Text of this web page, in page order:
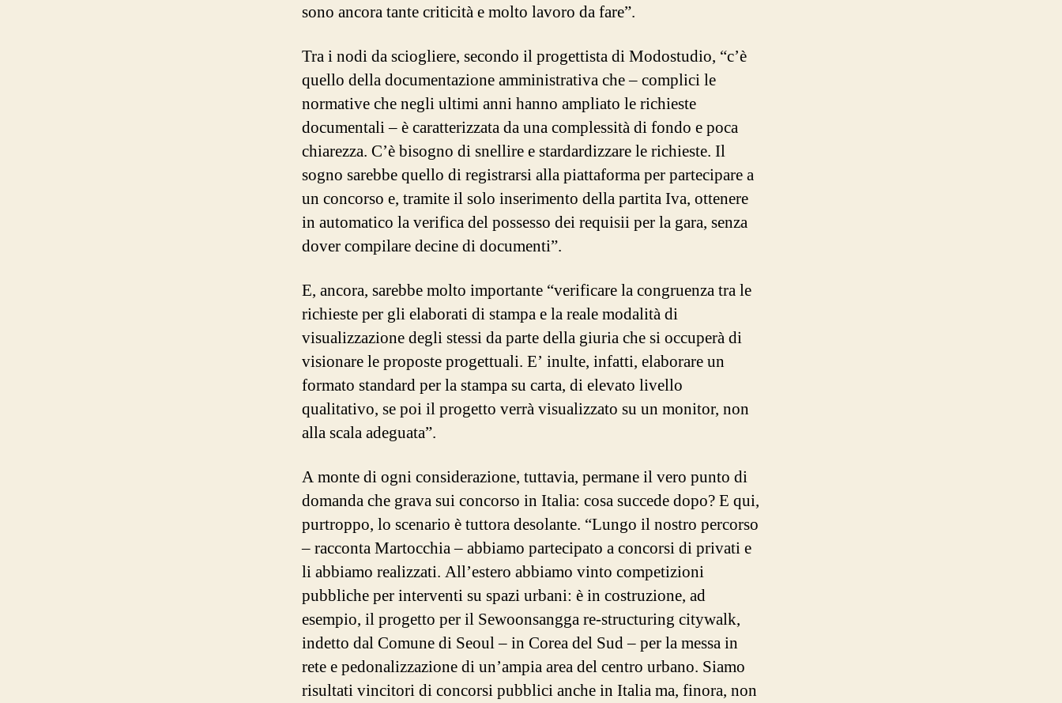
sono ancora tante criticità e molto lavoro da fare”.
Tra i nodi da sciogliere, secondo il progettista di Modostudio, “c’è
quello della documentazione amministrativa che – complici le
normative che negli ultimi anni hanno ampliato le richieste
documentali – è caratterizzata da una complessità di fondo e poca
chiarezza. C’è bisogno di snellire e stardardizzare le richieste. Il
sogno sarebbe quello di registrarsi alla piattaforma per partecipare a
un concorso e, tramite il solo inserimento della partita Iva, ottenere
in automatico la verifica del possesso dei requisii per la gara, senza
dover compilare decine di documenti”.
E, ancora, sarebbe molto importante “verificare la congruenza tra le
richieste per gli elaborati di stampa e la reale modalità di
visualizzazione degli stessi da parte della giuria che si occuperà di
visionare le proposte progettuali. E’ inulte, infatti, elaborare un
formato standard per la stampa su carta, di elevato livello
qualitativo, se poi il progetto verrà visualizzato su un monitor, non
alla scala adeguata”.
A monte di ogni considerazione, tuttavia, permane il vero punto di
domanda che grava sui concorso in Italia: cosa succede dopo? E qui,
purtroppo, lo scenario è tuttora desolante. “Lungo il nostro percorso
– racconta Martocchia – abbiamo partecipato a concorsi di privati e
li abbiamo realizzati. All’estero abbiamo vinto competizioni
pubbliche per interventi su spazi urbani: è in costruzione, ad
esempio, il progetto per il Sewoonsangga re-structuring citywalk,
indetto dal Comune di Seoul – in Corea del Sud – per la messa in
rete e pedonalizzazione di un’ampia area del centro urbano. Siamo
risultati vincitori di concorsi pubblici anche in Italia ma, finora, non